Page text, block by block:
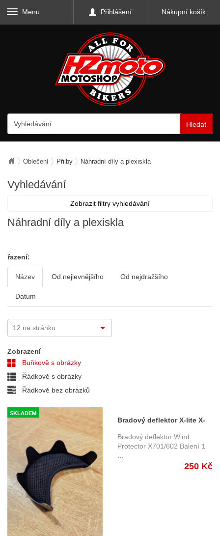
Menu Přihlášení Nákupní košík
Hledat
Oblečení Přilby Náhradní díly a plexiskla
Vyhledávání
Zobrazit filtry vyhledávání
Náhradní díly a plexiskla
řazení:
Název Od nejlevnějšího Od nejdražšího
Datum
Zobrazení
Buňkově s obrázky
Řádkově s obrázky
Řádkově bez obrázků
SKLADEM
Bradový deflektor X-lite X-
701/X-602
Bradový deflektor Wind
Protector X701/602 Balení 1
250 Kč